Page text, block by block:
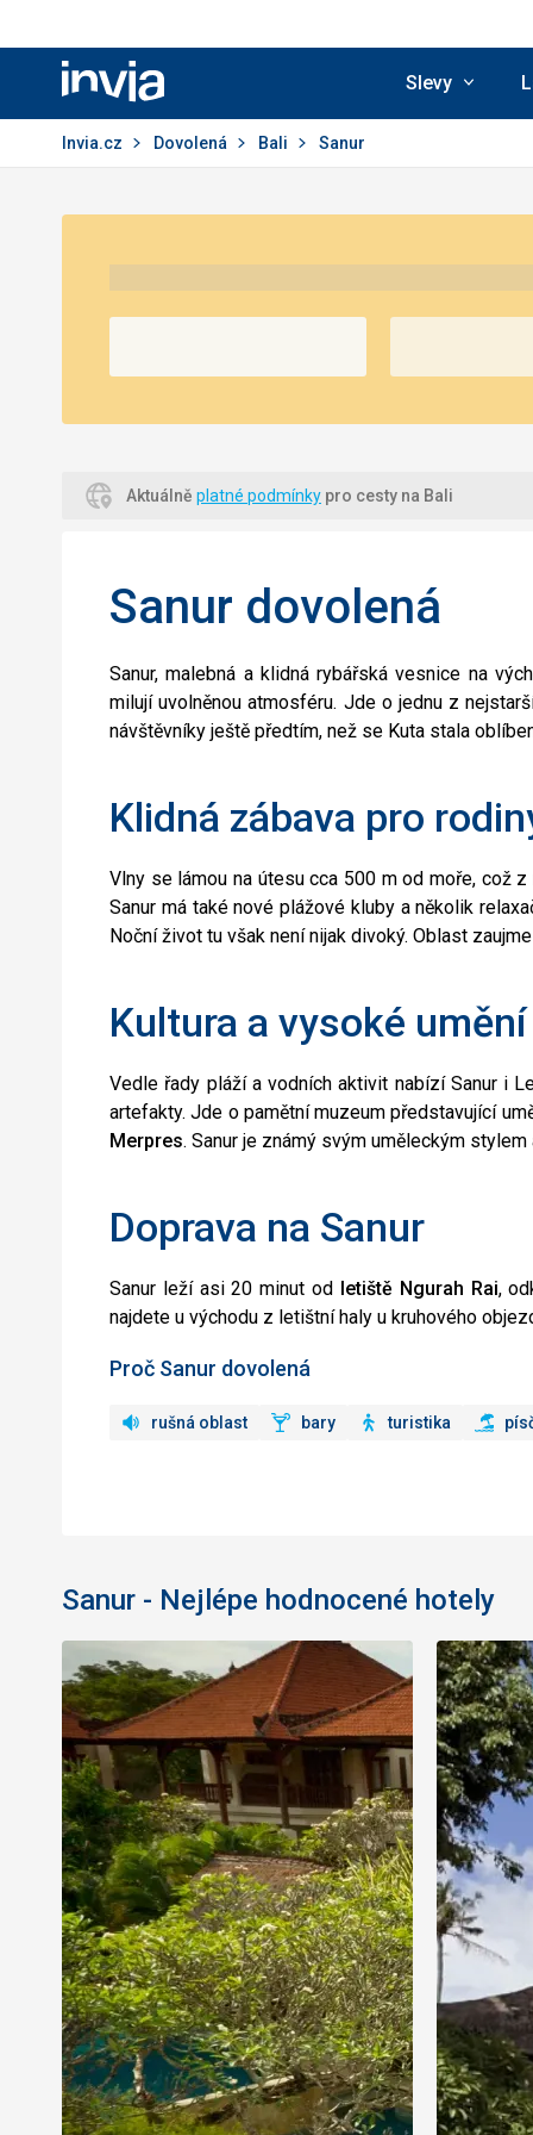
Invia.cz
Slevy
Invia.cz Dovolená Bali Sanur
Aktuálně platné podmínky pro cesty na Bali
Sanur dovolená
Sanur, malebná a klidná rybářská vesnice na
milují uvolněnou atmosféru. Jde o jednu z
návštěvníky ještě předtím, než se Kuta stala
Klidná zábava pro
Vlny se lámou na útesu cca 500 m od moře, což
Sanur má také nové plážové kluby a několik
Noční život tu však není nijak divoký. Oblast
Kultura a vysoké umění
Vedle řady pláží a vodních aktivit nabízí Sanur i
artefakty. Jde o pamětní muzeum představující
Merpres. Sanur je známý svým uměleckým
Doprava na Sanur
Sanur leží asi 20 minut od letiště Ngurah Rai,
najdete u východu z letištní haly u kruhového
Proč Sanur dovolená
rušná oblast bary turistika
Sanur - Nejlépe hodnocené hotely